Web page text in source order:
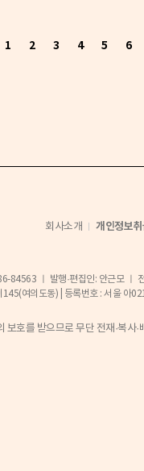
1 2 3 4 5 6
회사소개 개인정보
84563 ㅣ 발행·편집인: 안근모 ㅣ
145(여의도동) | 등록번호 : 서울
호를 받으므로 무단 전재·복사·